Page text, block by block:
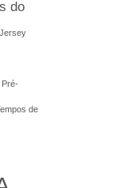
do
Pré-
de